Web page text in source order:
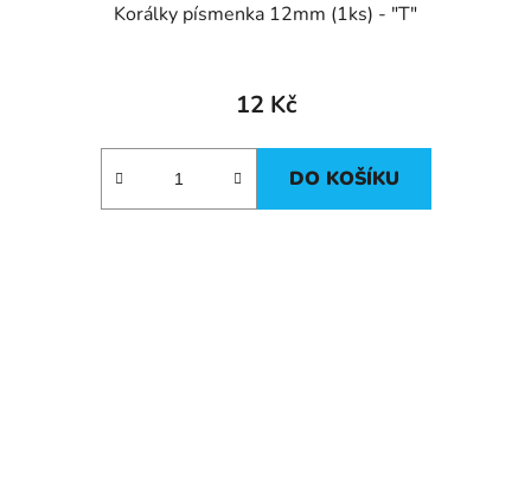
Korálky písmenka 12mm (1ks) - "T"
12 Kč
DO KOŠÍKU